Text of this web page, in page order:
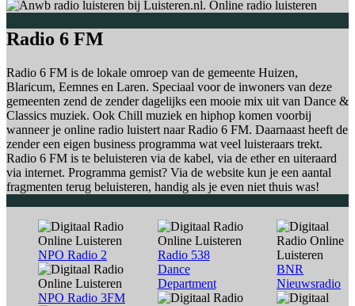
Radio 6 FM
Radio 6 FM is de lokale omroep van de gemeente Huizen,
Blaricum, Eemnes en Laren. Speciaal voor de inwoners van deze
gemeenten zend de zender dagelijks een mooie mix uit van Dance &
Classics muziek. Ook Chill muziek en hiphop komen voorbij
wanneer je online radio luistert naar Radio 6 FM. Daarnaast heeft de
zender een eigen business programma wat veel luisteraars trekt.
Radio 6 FM is te beluisteren via de kabel, via de ether en uiteraard
via internet. Programma gemist? Via de website kun je een aantal
fragmenten terug beluisteren, handig als je even niet thuis was!
NPO Radio 2
NPO Radio 3FM
Radio 538
Dance
Department
BNR
Nieuwsradio